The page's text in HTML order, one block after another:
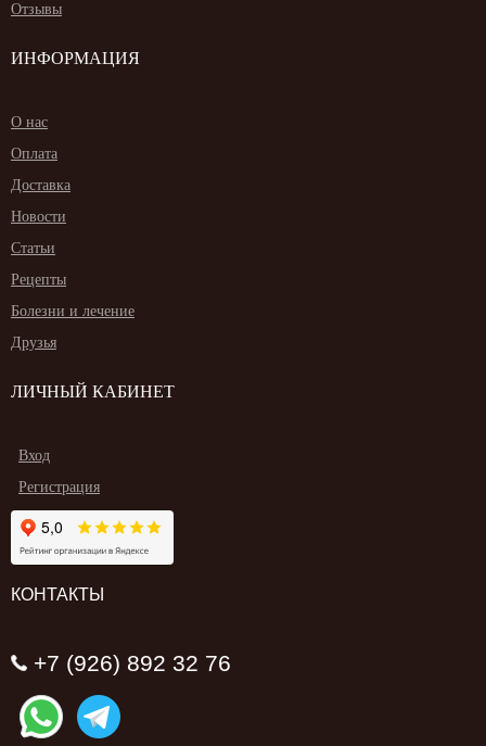
Отзывы
ИНФОРМАЦИЯ
О нас
Оплата
Доставка
Новости
Статьи
Рецепты
Болезни и лечение
Друзья
ЛИЧНЫЙ КАБИНЕТ
Вход
Регистрация
КОНТАКТЫ
+7 (926) 892 32 76